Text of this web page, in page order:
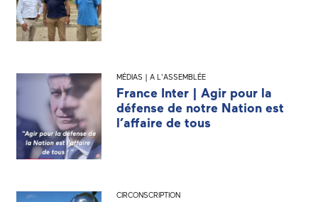
MÉDIAS | A L'ASSEMBLÉE
France Inter | Agir pour la
défense de notre Nation est
l’affaire de tous
CIRCONSCRIPTION